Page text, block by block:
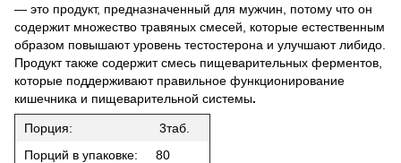
— это продукт, предназначенный для мужчин, потому что он
содержит множество травяных смесей, которые естественным
образом повышают уровень тестостерона и улучшают либидо.
Продукт также содержит смесь пищеварительных ферментов,
которые поддерживают правильное функционирование
кишечника и пищеварительной системы.
Порция:
3таб.
Порций в упаковке:
80